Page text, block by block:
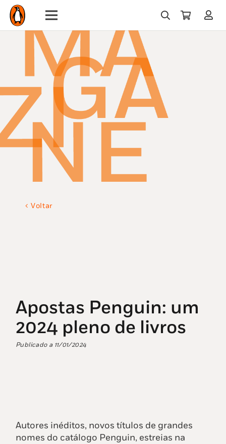
Voltar
Apostas Penguin: um
2024 pleno de livros
Publicado a 11/01/2024
Autores inéditos, novos títulos de grandes
nomes do catálogo Penguin, estreias na